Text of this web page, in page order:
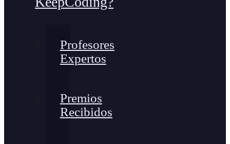
Profesores
Expertos
Premios
Recibidos